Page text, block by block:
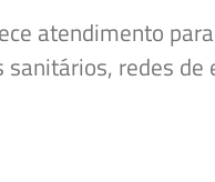
atendimento
redes